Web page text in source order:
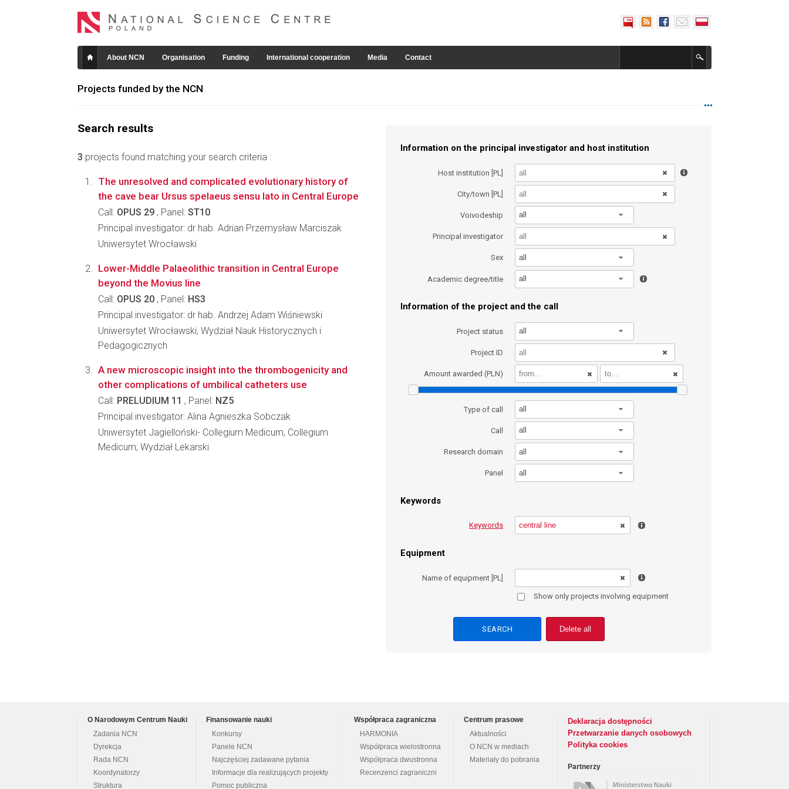
About NCN Organisation Funding International cooperation Media Contact
Projects funded by the NCN
Search results
3 projects found matching your search criteria :
Information on the principal investigator and host institution
Host institution [PL]
City/town [PL]
Voivodeship all
Principal investigator
Sex all
Academic degree/title all
Information of the project and the call
Project status all
Project ID
Amount awarded (PLN)
Type of call all
Call all
Research domain all
Panel all
Keywords
Keywords
Equipment
Name of equipment [PL]
Show only projects involving equipment
Delete all
The unresolved and complicated evolutionary history of
the cave bear Ursus spelaeus sensu lato in Central Europe
Call: OPUS 29 , Panel: ST10
Principal investigator: dr hab. Adrian Przemysław Marciszak
Uniwersytet Wrocławski
Lower-Middle Palaeolithic transition in Central Europe
beyond the Movius line
Call: OPUS 20 , Panel: HS3
Principal investigator: dr hab. Andrzej Adam Wiśniewski
Uniwersytet Wrocławski, Wydział Nauk Historycznych i
Pedagogicznych
A new microscopic insight into the thrombogenicity and
other complications of umbilical catheters use
Call: PRELUDIUM 11 , Panel: NZ5
Principal investigator: Alina Agnieszka Sobczak
Uniwersytet Jagielloński- Collegium Medicum, Collegium
Medicum; Wydział Lekarski
O Narodowym Centrum Nauki
Zadania NCN
Dyrekcja
Rada NCN
Koordynatorzy
Struktura
Finansowanie nauki
Konkursy
Panele NCN
Najczęściej zadawane pytania
Informacje dla realizujących projekty
Pomoc publiczna
Współpraca zagraniczna
HARMONIA
Współpraca wielostronna
Współpraca dwustronna
Recenzenci zagraniczni
Centrum prasowe
Aktualności
O NCN w mediach
Materiały do pobrania
Deklaracja dostępności
Przetwarzanie danych osobowych
Polityka cookies
Partnerzy